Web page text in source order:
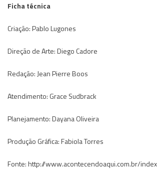
Ficha técnica
Criação: Pablo Lugones
Direção de Arte: Diego Cadore
Redação: Jean Pierre Boos
Atendimento: Grace Sudbrack
Planejamento: Dayana Oliveira
Produção Gráfica: Fabiola Torres
Fonte: http://www.acontecendoaqui.com.br/